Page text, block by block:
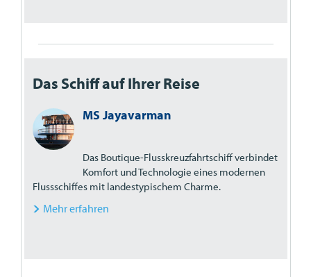
Das Schiff auf Ihrer Reise
MS Jayavarman
Das Boutique-Flusskreuzfahrtschiff verbindet
Komfort und Technologie eines modernen
Flussschiffes mit landestypischem Charme.
Mehr erfahren